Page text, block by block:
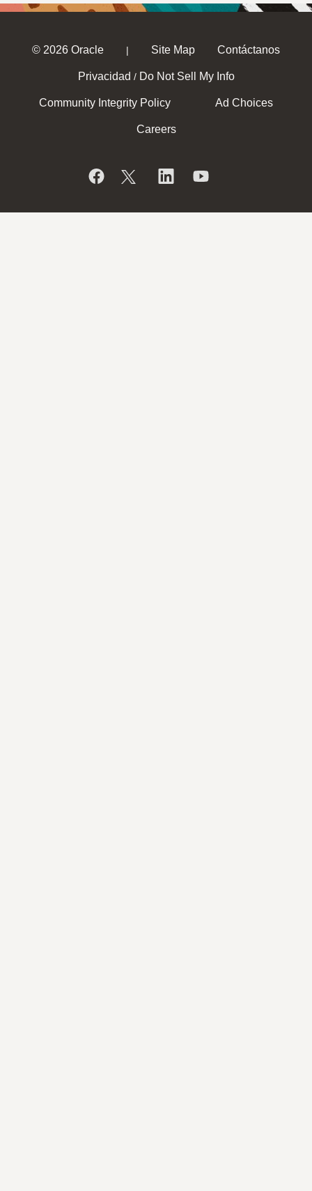
© 2026 Oracle | Site Map Contáctanos
Privacidad / Do Not Sell My Info
Community Integrity Policy Ad Choices
Careers